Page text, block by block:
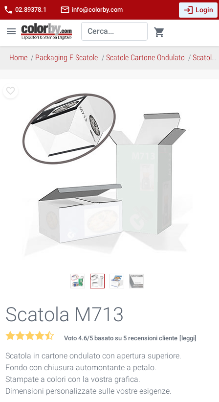
phone 02.89378.1 mail_outline info@colorby.com login Login
menu shopping_cart
Home Packaging E Scatole Scatole Cartone Ondulato Scatola M713
Scatola M713
Voto 4.6/5 basato su 5 recensioni cliente [leggi]
Scatola in cartone ondulato con apertura superiore.
Fondo con chiusura automontante a petalo.
Stampate a colori con la vostra grafica.
Dimensioni personalizzate sulle vostre esigenze.